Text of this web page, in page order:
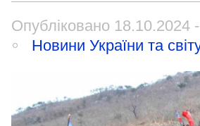
Опубліковано 18.10.2024
Новини України та